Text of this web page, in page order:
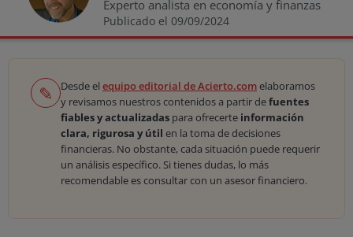
Experto analista en economía y finanzas
Publicado el 09/09/2024
✎ Desde el equipo editorial de Acierto.comelaboramos
y revisamos nuestros contenidos a partir defuentes
fiables y actualizadas para ofrecerte información
clara, rigurosa y útil en la toma de decisiones
financieras. No obstante, cada situación puede requerir
un análisis específico. Si tienes dudas, lo más
recomendable es consultar con un asesor financiero.